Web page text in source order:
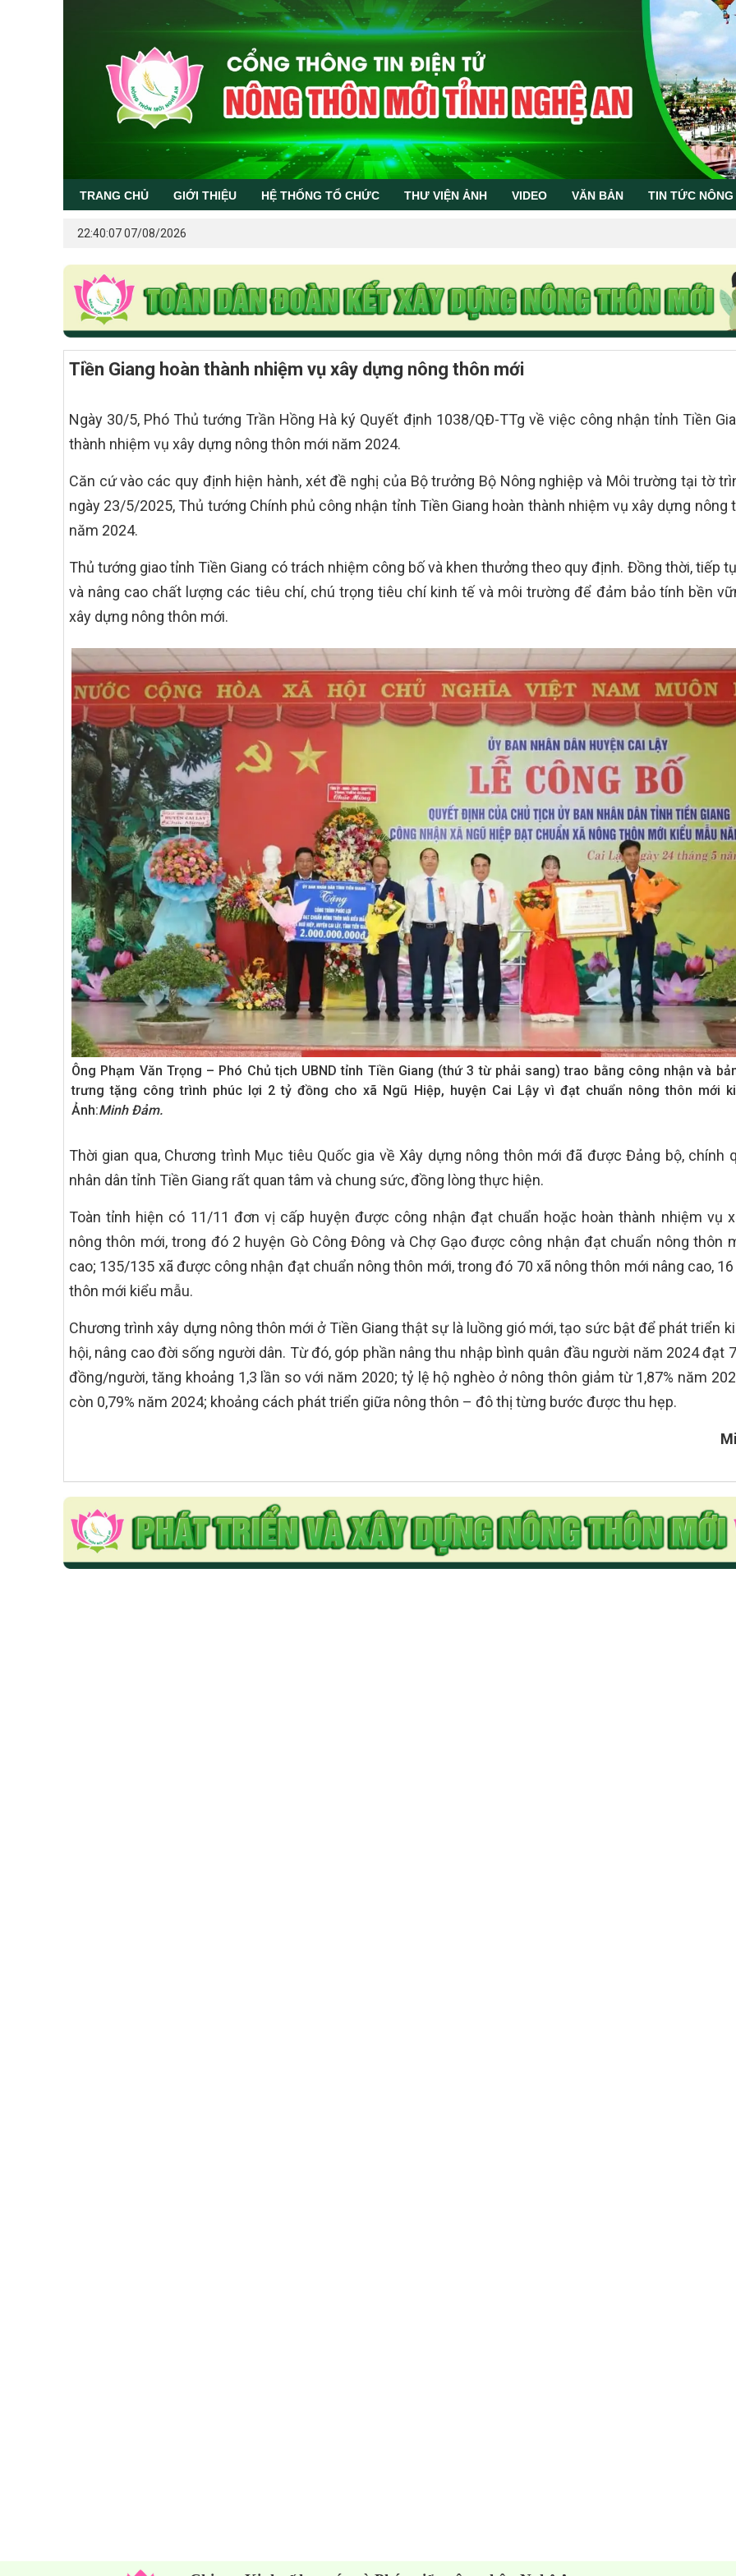
TRANG CHỦ GIỚI THIỆU HỆ THỐNG TỔ CHỨC THƯ VIỆN ẢNH VIDEO VĂN BẢN TIN TỨC
22:40:07 07/08/2026
Tiền Giang hoàn thành nhiệm vụ xây dựng nông thôn mới
Ngày 30/5, Phó Thủ tướng Trần Hồng Hà ký Quyết định 1038/QĐ-TTg về việc công nhận tỉnh Tiền
thành nhiệm vụ xây dựng nông thôn mới năm 2024.
Căn cứ vào các quy định hiện hành, xét đề nghị của Bộ trưởng Bộ Nông nghiệp và Môi trường tại tờ
ngày 23/5/2025, Thủ tướng Chính phủ công nhận tỉnh Tiền Giang hoàn thành nhiệm vụ xây dựng nông
năm 2024.
Thủ tướng giao tỉnh Tiền Giang có trách nhiệm công bố và khen thưởng theo quy định. Đồng thời, tiếp
và nâng cao chất lượng các tiêu chí, chú trọng tiêu chí kinh tế và môi trường để đảm bảo tính bền
xây dựng nông thôn mới.
Ông Phạm Văn Trọng – Phó Chủ tịch UBND tỉnh Tiền Giang (thứ 3 từ phải sang) trao bằng công nhận và
trưng tặng công trình phúc lợi 2 tỷ đồng cho xã Ngũ Hiệp, huyện Cai Lậy vì đạt chuẩn nông thôn mới
Ảnh:Minh Đảm.
Thời gian qua, Chương trình Mục tiêu Quốc gia về Xây dựng nông thôn mới đã được Đảng bộ, chính
nhân dân tỉnh Tiền Giang rất quan tâm và chung sức, đồng lòng thực hiện.
Toàn tỉnh hiện có 11/11 đơn vị cấp huyện được công nhận đạt chuẩn hoặc hoàn thành nhiệm vụ
nông thôn mới, trong đó 2 huyện Gò Công Đông và Chợ Gạo được công nhận đạt chuẩn nông thôn
cao; 135/135 xã được công nhận đạt chuẩn nông thôn mới, trong đó 70 xã nông thôn mới nâng cao, 16
thôn mới kiểu mẫu.
Chương trình xây dựng nông thôn mới ở Tiền Giang thật sự là luồng gió mới, tạo sức bật để phát triển
hội, nâng cao đời sống người dân. Từ đó, góp phần nâng thu nhập bình quân đầu người năm 2024 đạt
đồng/người, tăng khoảng 1,3 lần so với năm 2020; tỷ lệ hộ nghèo ở nông thôn giảm từ 1,87% năm
còn 0,79% năm 2024; khoảng cách phát triển giữa nông thôn – đô thị từng bước được thu hẹp.